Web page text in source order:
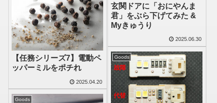
玄関ドアに「おにやんま
君」をぶら下げてみた &
Myきゅうり
2025.06.30
【任務シリーズ7】電動ペ
ッパーミルをポチれ
2025.04.20
Goods
Goods